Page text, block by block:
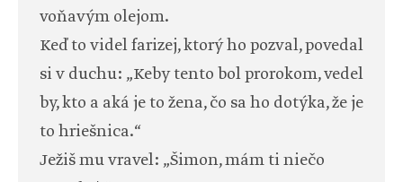
voňavým olejom.
Keď to videl farizej, ktorý ho pozval, povedal
si v duchu: „Keby tento bol prorokom, vedel
by, kto a aká je to žena, čo sa ho dotýka, že je
to hriešnica.“
Ježiš mu vravel: „Šimon, mám ti niečo